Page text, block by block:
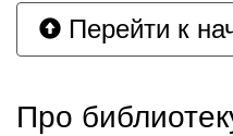
Перейти к
Про